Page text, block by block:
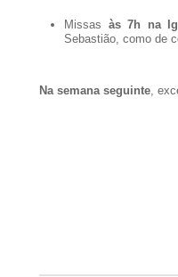
Missas às 7h na
Sebastião, como de
Na semana seguinte,